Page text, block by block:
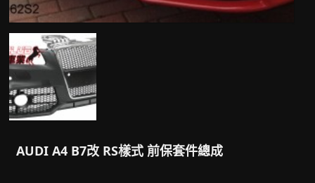
AUDI A4 B7改 RS樣式 前保套件總成